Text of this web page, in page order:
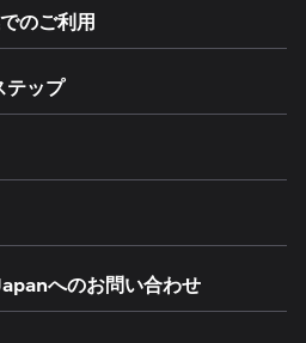
のご利用
ップ
へのお問い合わせ